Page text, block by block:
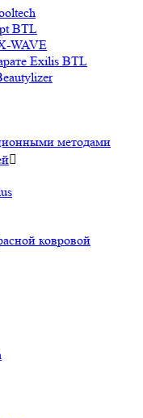
BTL
WAVE
Exilis BTL
методами

ковровой